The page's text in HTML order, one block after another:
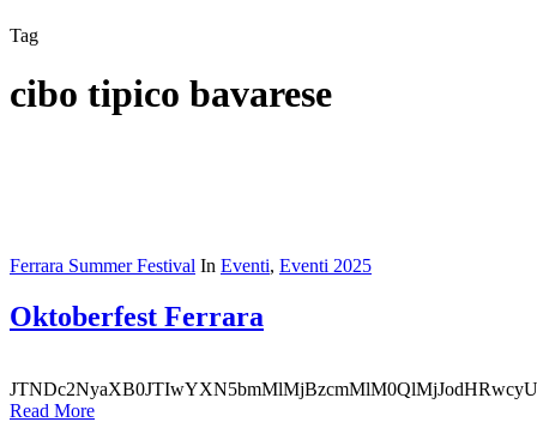
Tag
cibo tipico bavarese
Ferrara Summer Festival In Eventi, Eventi 2025
Oktoberfest Ferrara
Read More